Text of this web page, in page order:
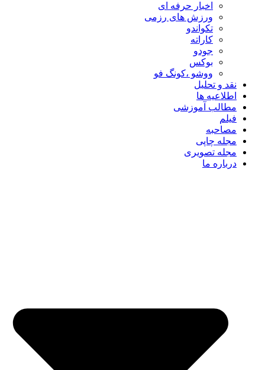
اخبار حرفه ای
ورزش های رزمی
تکواندو
کاراته
جودو
بوکس
ووشو ،کونگ فو
نقد و تحلیل
اطلاعیه ها
مطالب آموزشی
فیلم
مصاحبه
مجله چاپی
مجله تصویری
درباره ما